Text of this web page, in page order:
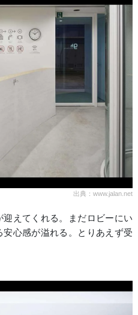
出典：www.jalan.net
えてくれる。まだロビーにい
心感が溢れる。とりあえず受